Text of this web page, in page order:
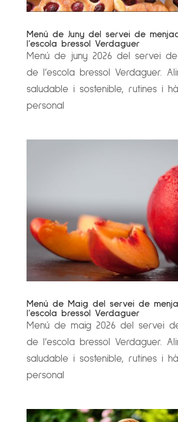
Menú de Juny del servei de
l’escola bressol Verdaguer
Menú de juny 2026 del servei
de l’escola bressol Verdaguer.
saludable i sostenible, rutines i
personal
Menú de Maig del servei de
l’escola bressol Verdaguer
Menú de maig 2026 del servei
de l’escola bressol Verdaguer.
saludable i sostenible, rutines i
personal